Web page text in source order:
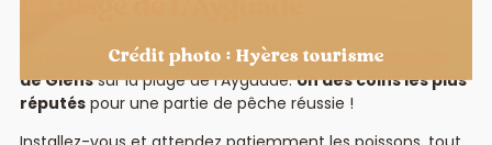
Crédit photo : Hyères tourisme
Rendez-vous à seulement10 minutes de la Presqu’Île
de Gienssur la plage de l’Ayguade.Un des coins les plus
réputéspour une partie de pêche réussie !